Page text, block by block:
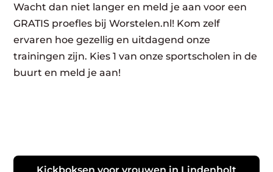
Wacht dan niet langer en meld je aan voor een
GRATIS proefles bij Worstelen.nl! Kom zelf
ervaren hoe gezellig en uitdagend onze
trainingen zijn. Kies 1 van onze sportscholen in de
buurt en meld je aan!
Kickboksen voor vrouwen in Lindenholt